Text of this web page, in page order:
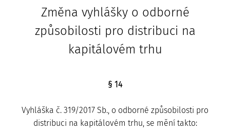
Změna vyhlášky o odborné
způsobilosti pro distribuci na
kapitálovém trhu
§ 14
Vyhláška č. 319/2017 Sb., o odborné způsobilosti pro
distribuci na kapitálovém trhu, se mění takto: